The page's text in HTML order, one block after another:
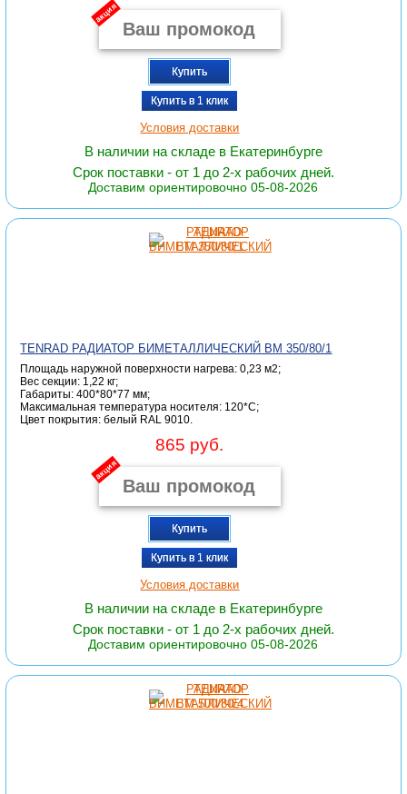
акция
Купить
Купить в 1 клик
Условия доставки
В наличии на складе в Екатеринбурге
Срок поставки - от 1 до 2-х рабочих дней.
Доставим ориентировочно 05-08-2026
TENRAD РАДИАТОР БИМЕТАЛЛИЧЕСКИЙ ВМ 350/80/1
Площадь наружной поверхности нагрева: 0,23 м2;
Вес секции: 1,22 кг;
Габариты: 400*80*77 мм;
Максимальная температура носителя: 120*C;
Цвет покрытия: белый RAL 9010.
865 руб.
акция
Купить
Купить в 1 клик
Условия доставки
В наличии на складе в Екатеринбурге
Срок поставки - от 1 до 2-х рабочих дней.
Доставим ориентировочно 05-08-2026